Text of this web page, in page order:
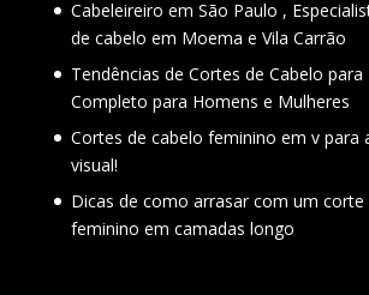
Cabeleireiro em São Paulo ,
de cabelo em Moema e Vila Carrão
Tendências de Cortes de Cabelo para
Completo para Homens e Mulheres
Cortes de cabelo feminino em v para
visual!
Dicas de como arrasar com um corte
feminino em camadas longo